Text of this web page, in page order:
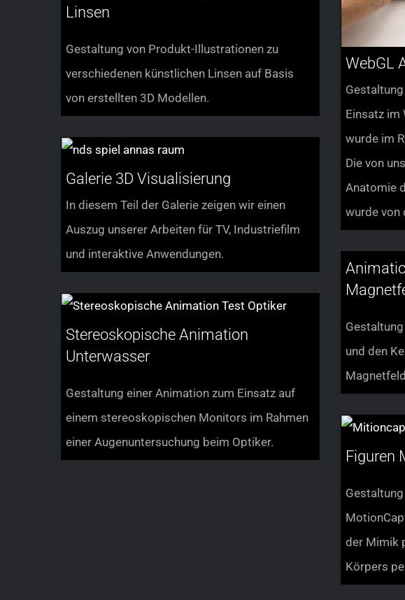
Linsen
Gestaltung von Produkt-Illustrationen zu
verschiedenen künstlichen Linsen auf Basis
von erstellten 3D Modellen.
WebGL
Einsatz im
wurde im
Die von
Anatomie
wurde von
Galerie 3D Visualisierung
In diesem Teil der Galerie zeigen wir einen
Auszug unserer Arbeiten für TV, Industriefilm
und interaktive Anwendungen.
und den
Stereoskopische Animation
Unterwasser
Gestaltung einer Animation zum Einsatz auf
einem stereoskopischen Monitors im Rahmen
einer Augenuntersuchung beim Optiker.
Figuren
der Mimik
Körpers